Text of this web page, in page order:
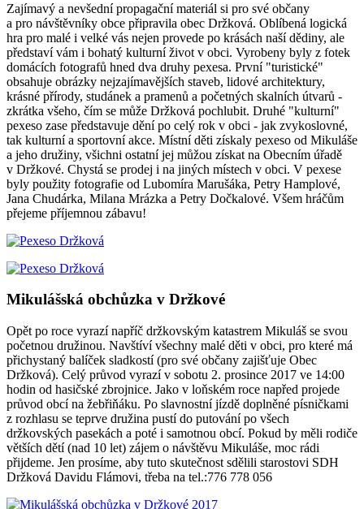
Zajímavý a nevšední propagační materiál si pro své občany
a pro návštěvníky obce připravila obec Držková. Oblíbená logická
hra pro malé i velké vás nejen provede po krásách naší dědiny, ale
představí vám i bohatý kulturní život v obci. Vyrobeny byly z fotek
domácích fotografů hned dva druhy pexesa. První "turistické"
obsahuje obrázky nejzajímavějších staveb, lidové architektury,
krásné přírody, studánek a pramenů a početných skalních útvarů -
zkrátka všeho, čím se může Držková pochlubit. Druhé "kulturní"
pexeso zase představuje dění po celý rok v obci - jak zvykoslovné,
tak kulturní a sportovní akce. Místní děti získaly pexeso od Mikuláše
a jeho družiny, všichni ostatní jej můžou získat na Obecním úřadě
v Držkové. Chystá se prodej i na jiných místech v obci. V pexese
byly použity fotografie od Lubomíra Marušáka, Petry Hamplové,
Jana Chudárka, Milana Mrázka a Petry Dočkalové. Všem hráčům
přejeme příjemnou zábavu!
Mikulášská obchůzka v Držkové
Opět po roce vyrazí napříč držkovským katastrem Mikuláš se svou
početnou družinou. Navštíví všechny malé děti v obci, pro které má
přichystaný balíček sladkostí (pro své občany zajišťuje Obec
Držková). Celý průvod vyrazí v sobotu 2. prosince 2017 ve 14:00
hodin od hasičské zbrojnice. Jako v loňském roce napřed projede
průvod obcí na žebřiňáku. Po slavnostní jízdě doplněné písničkami
z rozhlasu se teprve družina pustí do putování po všech
držkovských pasekách a poté i samotnou obcí. Pokud by měli rodiče
větších dětí (nad 10 let) zájem o návštěvu Mikuláše, moc rádi
přijdeme. Jen prosíme, aby tuto skutečnost sdělili starostovi SDH
Držková Davidu Flámovi, třeba na tel.:776 778 056